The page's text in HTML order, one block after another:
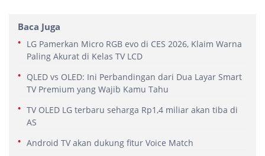
Baca Juga
LG Pamerkan Micro RGB evo di CES 2026, Klaim Warna
Paling Akurat di Kelas TV LCD
QLED vs OLED: Ini Perbandingan dari Dua Layar Smart
TV Premium yang Wajib Kamu Tahu
TV OLED LG terbaru seharga Rp1,4 miliar akan tiba di
AS
Android TV akan dukung fitur Voice Match